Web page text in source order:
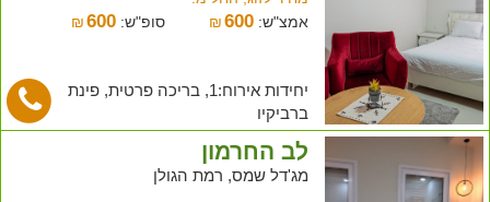
אמצ"ש:
₪600 סופ"ש: ₪ 600
יחידות אירוח:1, בריכה פרטית, פינת
ברביקיו
לב החרמון
מג'דל שמס, רמת הגולן